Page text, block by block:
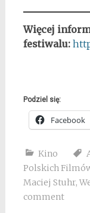
Więcej
festiwalu:
Podziel się:
Facebook
Kino
Polskich
Maciej Stuhr,
comment